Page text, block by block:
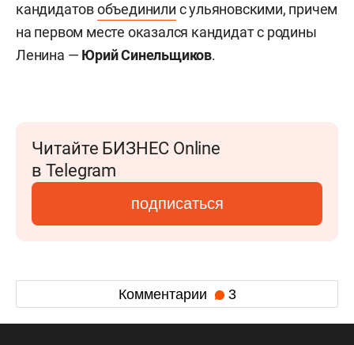
кандидатовобъединили с ульяновскими, причем
на первом месте оказался кандидат с родины
Ленина — Юрий Синельщиков.
Читайте БИЗНЕС Online
в Telegram
подписаться
Комментарии 3